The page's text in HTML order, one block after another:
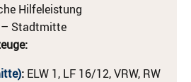
Hilfeleistung
Stadtmitte
: ELW 1, LF 16/12, VRW, RW